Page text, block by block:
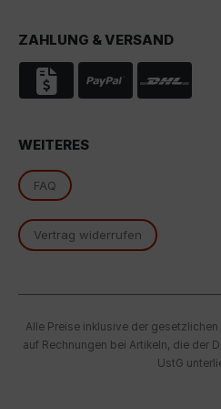
ZAHLUNG & VERSAND
WEITERES
FAQ
Vertrag widerrufen
Alle Preise inklusive der
auf Rechnungen bei Artikeln, die der
UstG
oben beschriebene